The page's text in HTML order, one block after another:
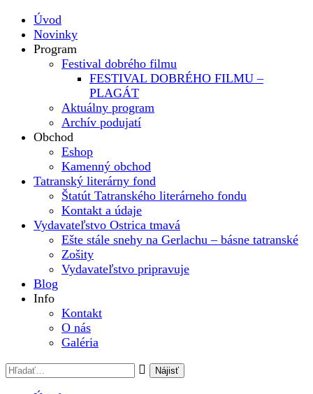
Úvod
Novinky
Program
Festival dobrého filmu
FESTIVAL DOBRÉHO FILMU –
PLAGÁT
Aktuálny program
Archív podujatí
Obchod
Eshop
Kamenný obchod
Tatranský literárny fond
Štatút Tatranského literárneho fondu
Kontakt a údaje
Vydavateľstvo Ostrica tmavá
Ešte stále snehy na Gerlachu – básne tatranské
Zošity
Vydavateľstvo pripravuje
Blog
Info
Kontakt
O nás
Galéria